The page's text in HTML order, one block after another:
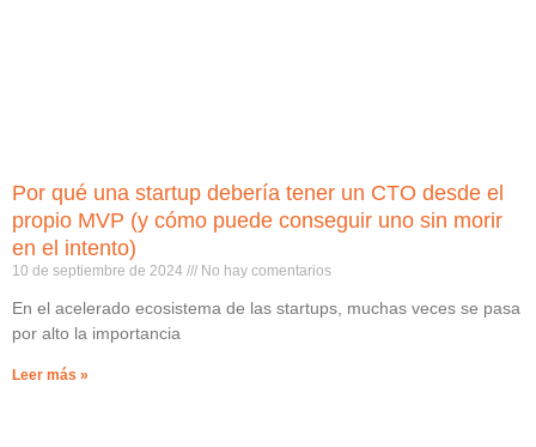
Por qué una startup debería tener un CTO desde el
propio MVP (y cómo puede conseguir uno sin morir
en el intento)
10 de septiembre de 2024 No hay comentarios
En el acelerado ecosistema de las startups, muchas veces se pasa
por alto la importancia
Leer más »